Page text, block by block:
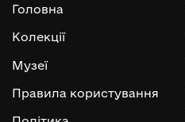
Головна
Колекції
Музеї
Правила користування